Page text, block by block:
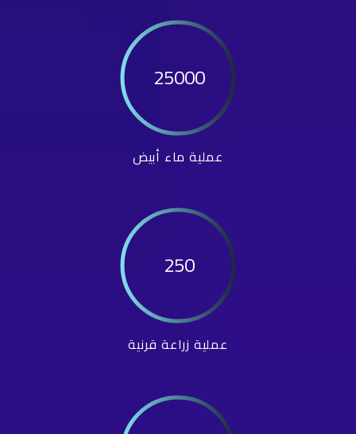
25000
عملية ماء أبيض
250
عملية زراعة قرنية